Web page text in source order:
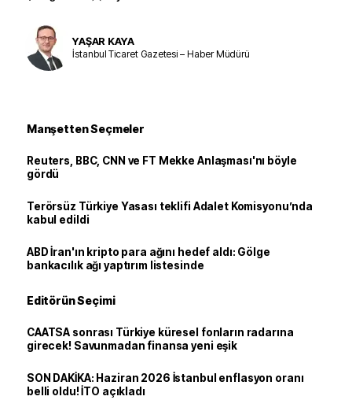
YAŞAR KAYA
İstanbul Ticaret Gazetesi – Haber Müdürü
Manşetten Seçmeler
Reuters, BBC, CNN ve FT Mekke Anlaşması'nı böyle
gördü
Terörsüz Türkiye Yasası teklifi Adalet Komisyonu’nda
kabul edildi
ABD İran'ın kripto para ağını hedef aldı: Gölge
bankacılık ağı yaptırım listesinde
Editörün Seçimi
CAATSA sonrası Türkiye küresel fonların radarına
girecek! Savunmadan finansa yeni eşik
SON DAKİKA: Haziran 2026 İstanbul enflasyon oranı
belli oldu! İTO açıkladı